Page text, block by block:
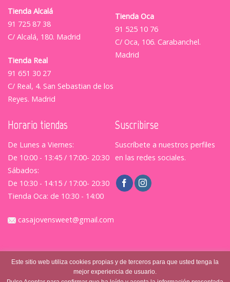
Tienda Alcalá
91 725 87 38
C/ Alcalá, 180. Madrid
Tienda Real
91 651 30 27
C/ Real, 4. San Sebastian de los
Reyes. Madrid
Tienda Oca
91 525 10 76
C/ Oca, 106. Carabanchel.
Madrid
Horario tiendas
De Lunes a Viernes:
De 10:00 - 13:45 / 17:00- 20:30
Sábados:
De 10:30 - 14:15 / 17:00- 20:30
Tienda Oca: de 10:30 - 14:00
Suscribirse
Suscríbete a nuestros perfiles
en las redes sociales.
casajovensweet@gmail.com
Este sitio web utiliza cookies propias y de terceros para que usted tenga la
mejor experiencia de usuario.